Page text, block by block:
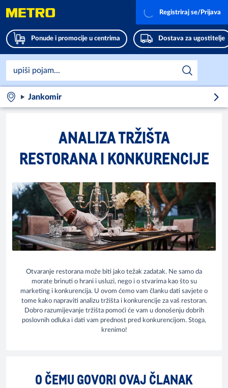
Ponude i promocije u centrima Dostava za ugostitelje
Registriraj se/Prijava
Jankomir
ANALIZA TRŽIŠTA
RESTORANA I KONKURENCIJE
Otvaranje restorana može biti jako težak zadatak. Ne samo da
morate brinuti o hrani i usluzi, nego i o stvarima kao što su
marketing i konkurencija. U ovom ćemo vam članku dati savjete o
tome kako napraviti analizu tržišta i konkurencije za vaš restoran.
Dobro razumijevanje tržišta pomoći će vam u donošenju dobrih
poslovnih odluka i dati vam prednost pred konkurencijom. Stoga,
krenimo!
O ČEMU GOVORI OVAJ ČLANAK